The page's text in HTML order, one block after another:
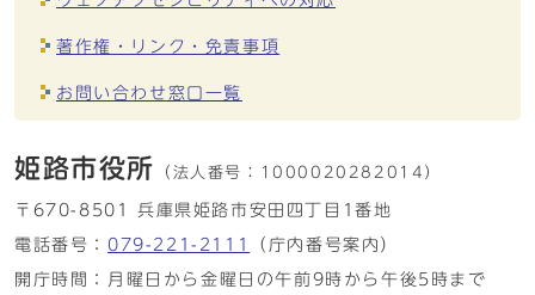
著作権・リンク・免責事項
お問い合わせ窓口一覧
姫路市役所 （法人番号： 1000020282014）
〒670-8501 兵庫県姫路市安田四丁目1番地
電話番号： 079-221-2111
（庁内番号案内）
開庁時間：月曜日から金曜日の午前9時から午後5時まで